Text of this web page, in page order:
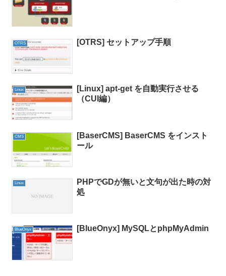
OTRS [OTRS] セットアップ手順
Linux
[Linux] apt-get を自動実行させる
（CUI編）
CMS
[BaserCMS] BaserCMS をインスト
ール
Linux
PHPでGDが無いと文句が出た時の対
処
BlueOnyx [BlueOnyx] MySQLとphpMyAdmin